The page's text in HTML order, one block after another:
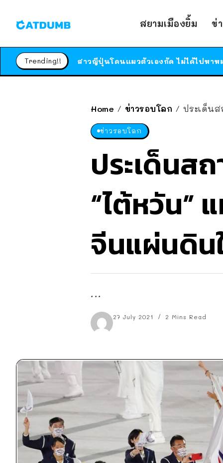
สยามเมืองยิ้ม ข่
Trending!!
Home / ข่าวรอบโลก / ประเด็น
ข่าวรอบโลก
ประเด็นส
“ไต้หวัน”
จีนแผ่นดิน
...
27 July 2021 2 Mins Read